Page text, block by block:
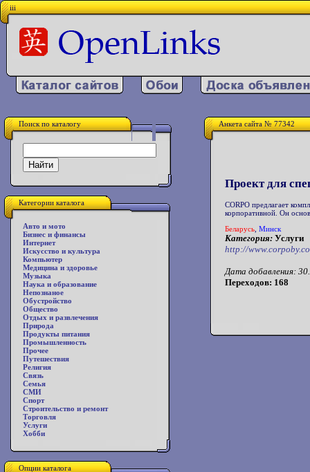
iii
Поиск по каталогу
Категории каталога
Авто и мото
Бизнес и финансы
Интернет
Искусство и культура
Компьютер
Медицина и здоровье
Музыка
Наука и образование
Непознаное
Обустройство
Общество
Отдых и развлечения
Природа
Продукты питания
Промышленность
Прочее
Путешествия
Религия
Связь
Семья
СМИ
Спорт
Строительство и ремонт
Торговля
Услуги
Хобби
Опции каталога
Анкета сайта № 77342
Проект для
CORPO предлагает
корпоративной. Он
Беларусь Минск
Категория: Услуги
http://
Дата добавления:
Переходов: 168